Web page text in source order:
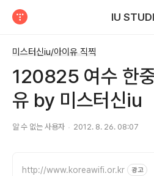
IU
미스터신iu/아이유 직찍
120825 여수 한
유 by 미스터신iu
알 수 없는 사용자 2012. 8. 26. 08:07
http://www.koreawifi.or.kr 광고